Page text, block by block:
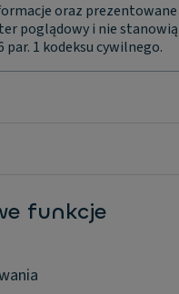
oraz
poglądowy i nie
1 kodeksu cywilnego.
funkcje